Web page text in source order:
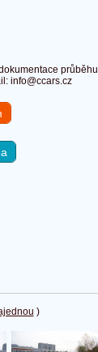
průběhu
info@ccars.cz
)